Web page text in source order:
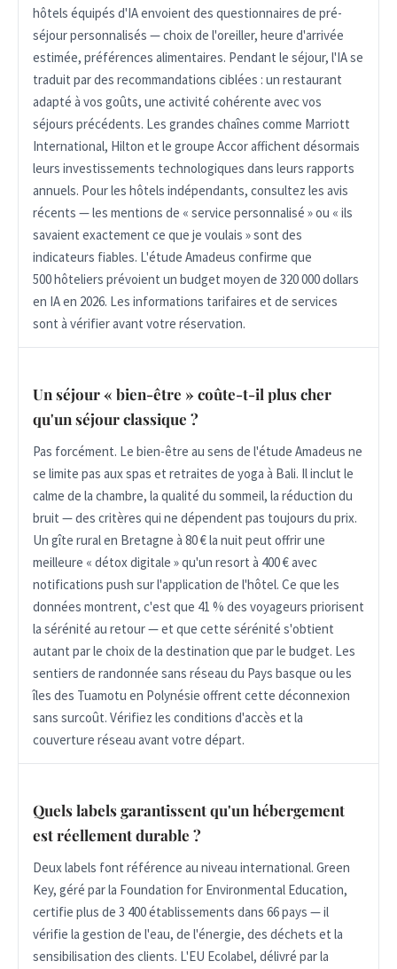
hôtels équipés d'IA envoient des questionnaires de pré-
séjour personnalisés — choix de l'oreiller, heure d'arrivée
estimée, préférences alimentaires. Pendant le séjour, l'IA se
traduit par des recommandations ciblées : un restaurant
adapté à vos goûts, une activité cohérente avec vos
séjours précédents. Les grandes chaînes comme Marriott
International, Hilton et le groupe Accor affichent désormais
leurs investissements technologiques dans leurs rapports
annuels. Pour les hôtels indépendants, consultez les avis
récents — les mentions de « service personnalisé » ou « ils
savaient exactement ce que je voulais » sont des
indicateurs fiables. L'étude Amadeus confirme que
500 hôteliers prévoient un budget moyen de 320 000 dollars
en IA en 2026. Les informations tarifaires et de services
sont à vérifier avant votre réservation.
Un séjour « bien-être » coûte-t-il plus cher
qu'un séjour classique ?
Pas forcément. Le bien-être au sens de l'étude Amadeus ne
se limite pas aux spas et retraites de yoga à Bali. Il inclut le
calme de la chambre, la qualité du sommeil, la réduction du
bruit — des critères qui ne dépendent pas toujours du prix.
Un gîte rural en Bretagne à 80 € la nuit peut offrir une
meilleure « détox digitale » qu'un resort à 400 € avec
notifications push sur l'application de l'hôtel. Ce que les
données montrent, c'est que 41 % des voyageurs priorisent
la sérénité au retour — et que cette sérénité s'obtient
autant par le choix de la destination que par le budget. Les
sentiers de randonnée sans réseau du Pays basque ou les
îles des Tuamotu en Polynésie offrent cette déconnexion
sans surcoût. Vérifiez les conditions d'accès et la
couverture réseau avant votre départ.
Quels labels garantissent qu'un hébergement
est réellement durable ?
Deux labels font référence au niveau international. Green
Key, géré par la Foundation for Environmental Education,
certifie plus de 3 400 établissements dans 66 pays — il
vérifie la gestion de l'eau, de l'énergie, des déchets et la
sensibilisation des clients. L'EU Ecolabel, délivré par la